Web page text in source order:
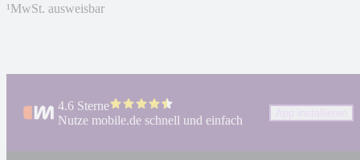
¹MwSt. ausweisbar
4.6 Sterne
Nutze mobile.de schnell und einfach